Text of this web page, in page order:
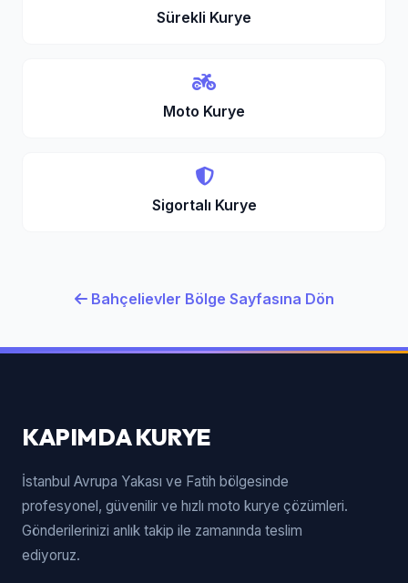
Sürekli Kurye
Moto Kurye
Sigortalı Kurye
Bahçelievler Bölge Sayfasına Dön
KAPIMDA KURYE
İstanbul Avrupa Yakası ve Fatih bölgesinde
profesyonel, güvenilir ve hızlı moto kurye çözümleri.
Gönderilerinizi anlık takip ile zamanında teslim
ediyoruz.